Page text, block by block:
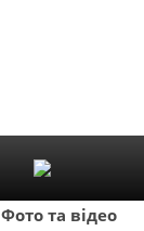
Фото та відео